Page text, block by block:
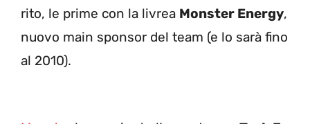
rito, le prime con la livrea Monster Energy,
nuovo main sponsor del team (e lo sarà fino
al 2010).